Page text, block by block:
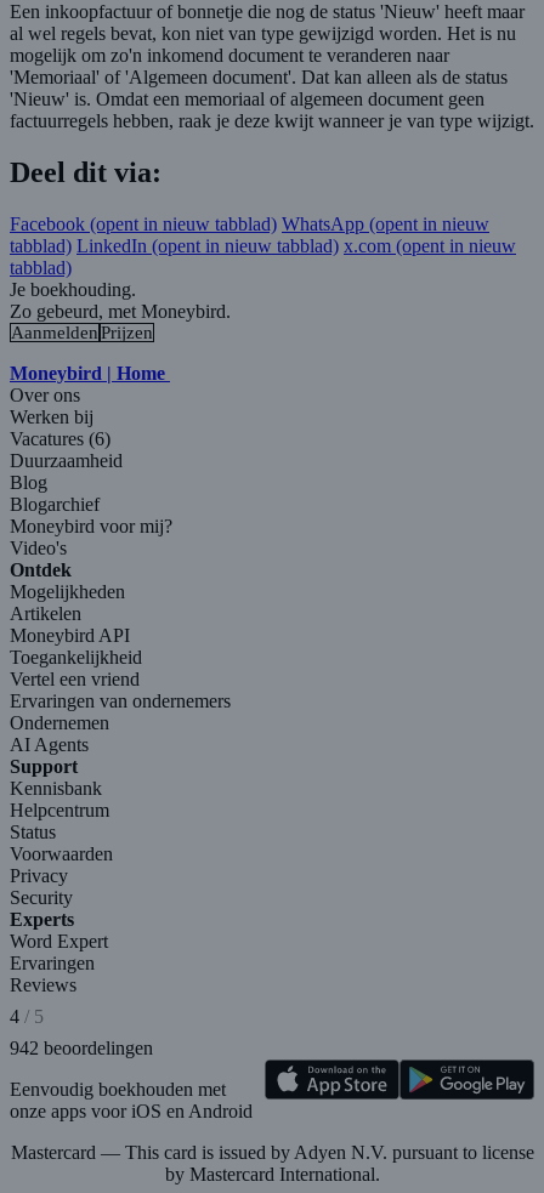
Een inkoopfactuur of bonnetje die nog de status 'Nieuw' heeft maar
al wel regels bevat, kon niet van type gewijzigd worden. Het is nu
mogelijk om zo'n inkomend document te veranderen naar
'Memoriaal' of 'Algemeen document'. Dat kan alleen als de status
'Nieuw' is. Omdat een memoriaal of algemeen document geen
factuurregels hebben, raak je deze kwijt wanneer je van type wijzigt.
Deel dit via:
Facebook (opent in nieuw tabblad) WhatsApp (opent in nieuw
tabblad) LinkedIn (opent in nieuw tabblad) x.com (opent in nieuw
tabblad)